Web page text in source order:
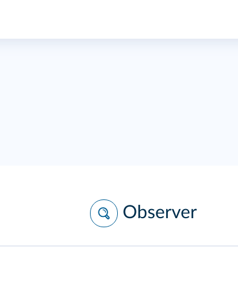
Observer